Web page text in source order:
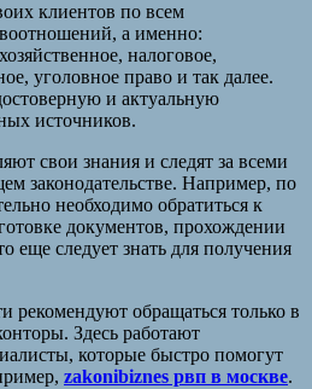
клиентов по всем
а именно:
налоговое,
уголовное право и так далее.
и актуальную
источников.
свои знания и следят за всеми
законодательстве. Например, по
необходимо обратиться к
документов, прохождении
еще следует знать для получения
рекомендуют обращаться только в
Здесь работают
которые быстро помогут
zakonibiznes рвп в москве.